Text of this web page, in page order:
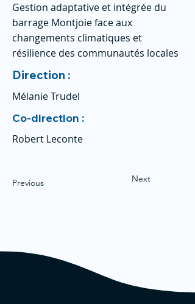
Gestion adaptative et intégrée du
barrage Montjoie face aux
changements climatiques et
résilience des communautés locales
Direction :
Mélanie Trudel
Co-direction :
Robert Leconte
Previous Next